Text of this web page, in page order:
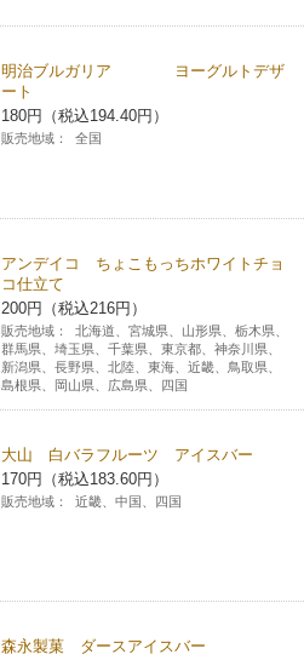
明治ブルガリア ヨーグルトデザ
ート
180円（税込194.40円）
販売地域： 全国
アンデイコ ちょこもっちホワイトチョ
コ仕立て
200円（税込216円）
販売地域：
北海道、宮城県、山形県、栃木県、
群馬県、埼玉県、千葉県、東京都、神奈川県、
新潟県、長野県、北陸、東海、近畿、鳥取県、
島根県、岡山県、広島県、四国
大山 白バラフルーツ アイスバー
170円（税込183.60円）
販売地域： 近畿、中国、四国
森永製菓 ダースアイスバー